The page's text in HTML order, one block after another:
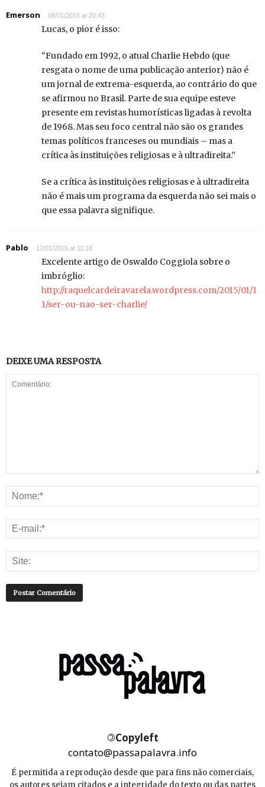
Emerson 08/01/2015 at 20:43
Lucas, o pior é isso:
“Fundado em 1992, o atual Charlie Hebdo (que
resgata o nome de uma publicação anterior) não é
um jornal de extrema-esquerda, ao contrário do que
se afirmou no Brasil. Parte de sua equipe esteve
presente em revistas humorísticas ligadas à revolta
de 1968. Mas seu foco central não são os grandes
temas políticos franceses ou mundiais – mas a
crítica às instituições religiosas e à ultradireita.”
Se a crítica às instituições religiosas e à ultradireita
não é mais um programa da esquerda não sei mais o
que essa palavra signifique.
Pablo 12/01/2015 at 11:18
Excelente artigo de Oswaldo Coggiola sobre o
imbróglio:
http://raquelcardeiravarela.wordpress.com/2015/01/1
1/ser-ou-nao-ser-charlie/
DEIXE UMA RESPOSTA
©Copyleft
contato@passapalavra.info
É permitida a reprodução desde que para fins não comerciais,
os autores sejam citados e a integridade do texto ou das partes